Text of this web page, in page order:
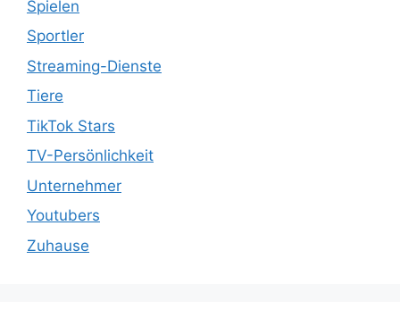
Spielen
Sportler
Streaming-Dienste
Tiere
TikTok Stars
TV-Persönlichkeit
Unternehmer
Youtubers
Zuhause